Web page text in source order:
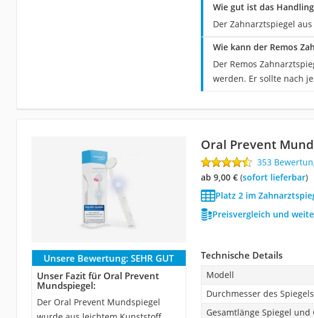
Wie gut ist das
Der Zahnarztspiegel
Wie kann der Remos
Der Remos
werden. Er sollte nach
Oral Prevent
353
ab 9,00 €( Sofort lieferbar)
Platz 2 im
Preisvergleich und
Unsere Bewertung: SEHR GUT
Unser Fazit für Oral Prevent
Mundspiegel:
Der Oral Prevent Mundspiegel
Technische Details
Modell
Durchmesser des Spiegels
Gesamtlänge Spiegel und